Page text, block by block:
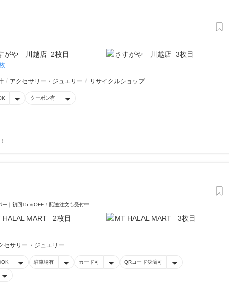
アクセサリー・ジュエリー リサイクルショップ
クーポン有
ー｜初回15％OFF！配送注文も受付中
セサリー・ジュエリー
駐車場有 カード可 QRコード決済可